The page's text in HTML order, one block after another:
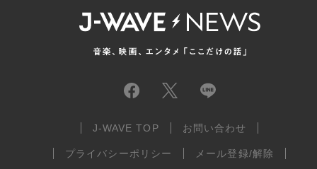
J-WAVE TOP お問い合わせ
プライバシーポリシー メール登録/解除